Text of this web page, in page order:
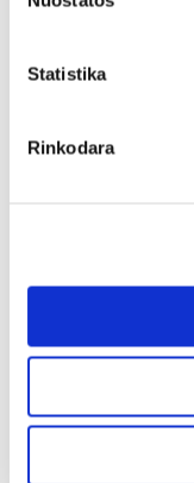
Statistika
Rinkodara